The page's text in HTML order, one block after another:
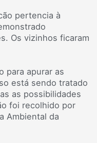
pertencia à
Os vizinhos ficaram
para apurar as
está sendo tratado
as possibilidades
foi recolhido por
Ambiental da